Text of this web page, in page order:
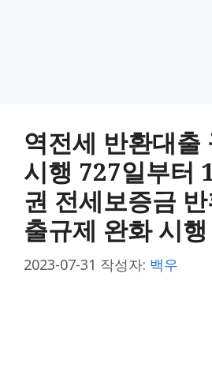
역전세 반환대출
시행 727일부터
권 전세보증금
출규제 완화 시행
2023-07-31 작성자: 백우